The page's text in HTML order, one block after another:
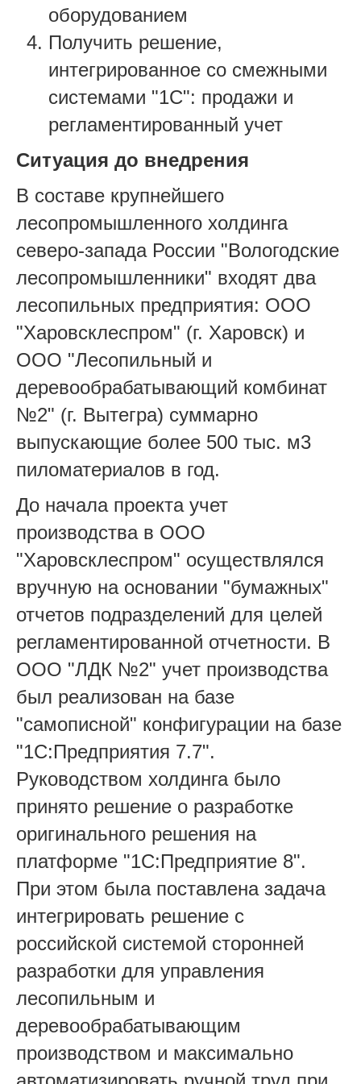
оборудованием
Получить решение,
интегрированное со смежными
системами "1С": продажи и
регламентированный учет
Ситуация до внедрения
В составе крупнейшего
лесопромышленного холдинга
северо-запада России "Вологодские
лесопромышленники" входят два
лесопильных предприятия: ООО
"Харовсклеспром" (г. Харовск) и
ООО "Лесопильный и
деревообрабатывающий комбинат
№2" (г. Вытегра) суммарно
выпускающие более 500 тыс. м3
пиломатериалов в год.
До начала проекта учет
производства в ООО
"Харовсклеспром" осуществлялся
вручную на основании "бумажных"
отчетов подразделений для целей
регламентированной отчетности. В
ООО "ЛДК №2" учет производства
был реализован на базе
"самописной" конфигурации на базе
"1С:Предприятия 7.7".
Руководством холдинга было
принято решение о разработке
оригинального решения на
платформе "1С:Предприятие 8".
При этом была поставлена задача
интегрировать решение с
российской системой сторонней
разработки для управления
лесопильным и
деревообрабатывающим
производством и максимально